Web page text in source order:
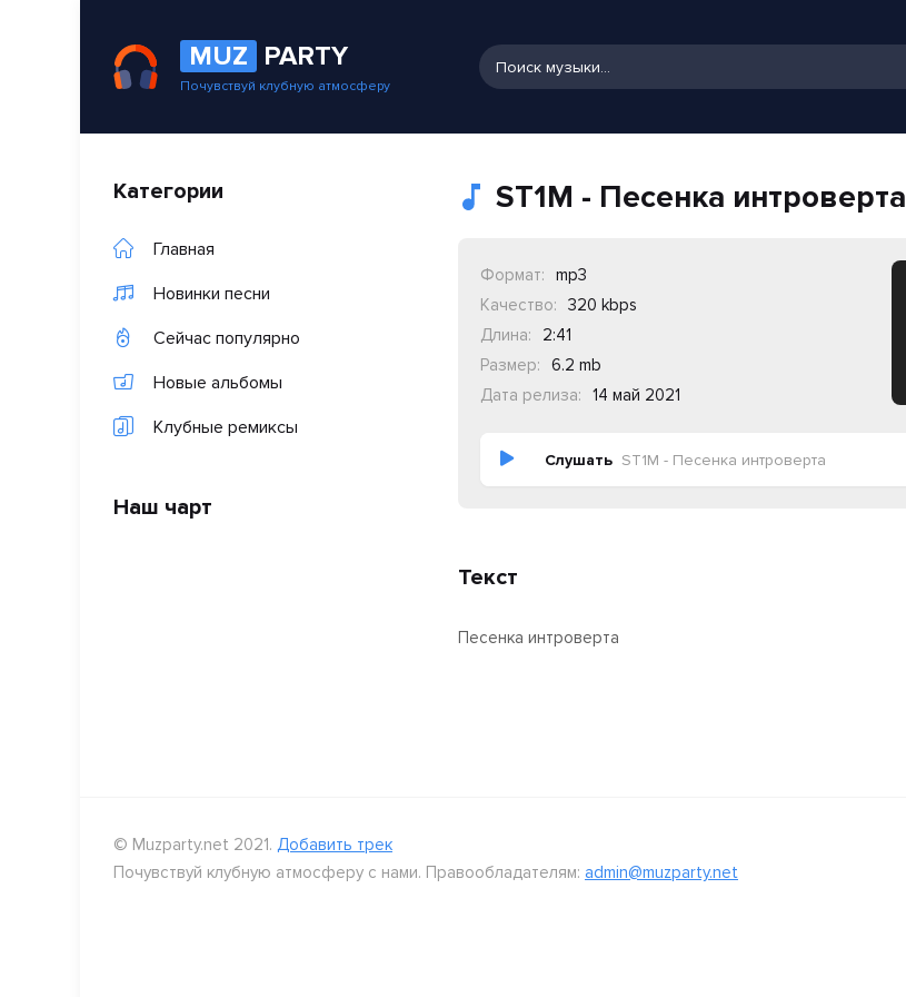
MUZ PARTY
Почувствуй клубную атмосферу
Категории
Главная
Новинки песни
Сейчас популярно
Новые альбомы
Клубные ремиксы
Наш чарт
ST1M - Песенка интроверта
Формат:
mp3
Качество:
320 kbps
Длина:
2:41
Размер:
6.2 mb
Дата релиза:
14 май 2021
Слушать ST1M - Песенка интроверта
Текст
Песенка интроверта
© Muzparty.net 2021. Добавить трек
Почувствуй клубную атмосферу с нами. Правообладателям: admin@muzparty.net